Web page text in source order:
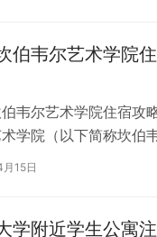
伯韦尔艺术学院
韦尔艺术学院住宿攻
学院（以下简称坎伯
全球各地的学子前来学
15日
学附近学生公寓